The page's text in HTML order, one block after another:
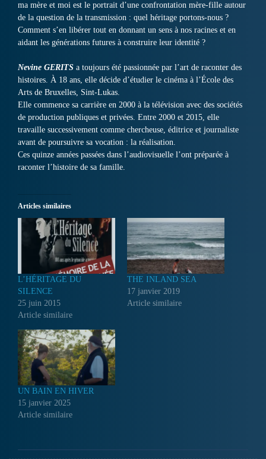
ma mère et moi est le portrait d’une confrontation mère-fille autour
de la question de la transmission : quel héritage portons-nous ?
Comment s’en libérer tout en donnant un sens à nos racines et en
aidant les générations futures à construire leur identité ?
Nevine GERITS a toujours été passionnée par l’art de raconter des
histoires. À 18 ans, elle décide d’étudier le cinéma à l’École des
Arts de Bruxelles, Sint-Lukas.
Elle commence sa carrière en 2000 à la télévision avec des sociétés
de production publiques et privées. Entre 2000 et 2015, elle
travaille successivement comme chercheuse, éditrice et journaliste
avant de poursuivre sa vocation : la réalisation.
Ces quinze années passées dans l’audiovisuelle l’ont préparée à
raconter l’histoire de sa famille.
Articles similaires
L’HÉRITAGE DU
SILENCE
25 juin 2015
Article similaire
THE INLAND SEA
17 janvier 2019
Article similaire
UN BAIN EN HIVER
15 janvier 2025
Article similaire